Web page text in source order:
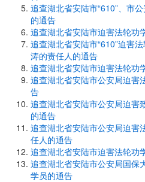
追查湖北省安陆市“610”、市
的通告
追查湖北省安陆市迫害法轮功
追查湖北省安陆市“610”迫害
涛的责任人的通告
追查湖北省安陆市迫害法轮功
追查湖北省安陆市公安局迫害
告
追查湖北省安陆市公安局迫害
的通告
追查湖北省安陆市公安局迫害
任人的通告
追查湖北省安陆市迫害法轮功
追查湖北省安陆市公安局国保
学员的通告